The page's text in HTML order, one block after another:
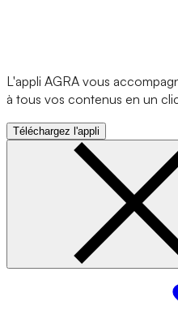
L'appli AGRA vous
à tous vos contenus en un
Téléchargez l'appli